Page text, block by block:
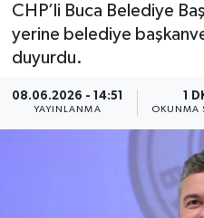
CHP’li Buca Belediye
yerine belediye
duyurdu.
08.06.2026 - 14:51
YAYINLANMA
1
OKUNMA